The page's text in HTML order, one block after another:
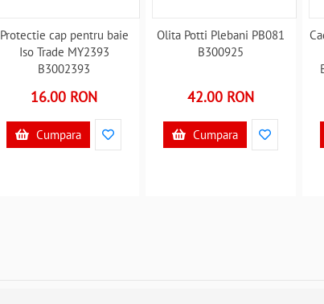
Protectie cap pentru baie
Iso Trade MY2393
B3002393
16.00 RON
Cumpara
Olita Potti Plebani PB081
B300925
42.00 RON
Cumpara